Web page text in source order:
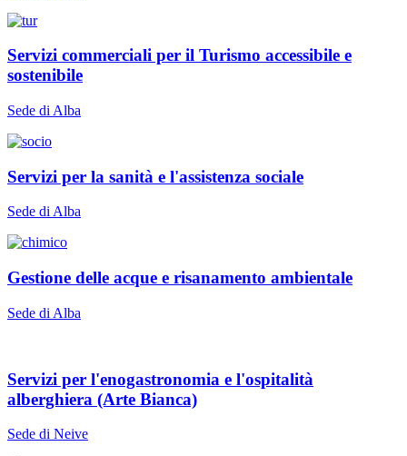
Servizi commerciali per il Turismo accessibile e
sostenibile
Sede di Alba
Servizi per la sanità e l'assistenza sociale
Sede di Alba
Gestione delle acque e risanamento ambientale
Sede di Alba
Servizi per l'enogastronomia e l'ospitalità
alberghiera (Arte Bianca)
Sede di Neive